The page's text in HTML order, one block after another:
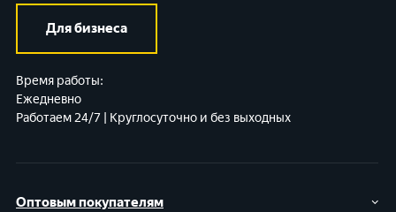
Оптовым покупателям
Для бизнеса
Время работы:
Ежедневно
Работаем 24/7 | Круглосуточно и без выходных